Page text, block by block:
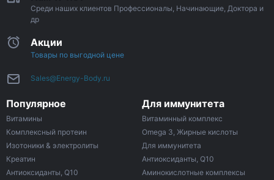
Среди наших клиентов Профессионалы, Начинающие, Доктора и
др
Акции
Товары по выгодной цене
Sales@Energy-Body.ru
Популярное
Витамины
Комплексный протеин
Изотоники & электролиты
Креатин
Антиоксиданты, Q10
Для иммунитета
Витаминный комплекс
Omega 3, Жирные кислоты
Для иммунитета
Антиоксиданты, Q10
Аминокислотные комплексы